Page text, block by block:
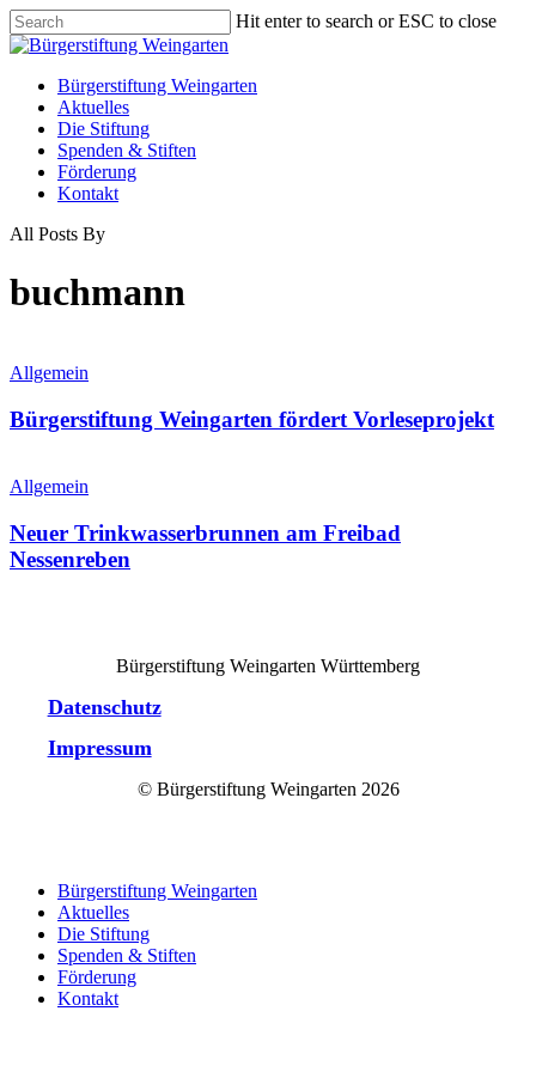
Skip
to
content
Hit enter to search or ESC to close
Close
Menu
Bürgerstiftung Weingarten
Aktuelles
Die Stiftung
Spenden & Stiften
Förderung
Kontakt
All Posts By
buchmann
Allgemein
Bürgerstiftung Weingarten fördert Vorleseprojekt
Allgemein
Neuer Trinkwasserbrunnen am Freibad
Nessenreben
Bürgerstiftung Weingarten Württemberg
Datenschutz
Impressum
© Bürgerstiftung Weingarten 2026
Close
Menu
Bürgerstiftung Weingarten
Aktuelles
Die Stiftung
Spenden & Stiften
Förderung
Kontakt